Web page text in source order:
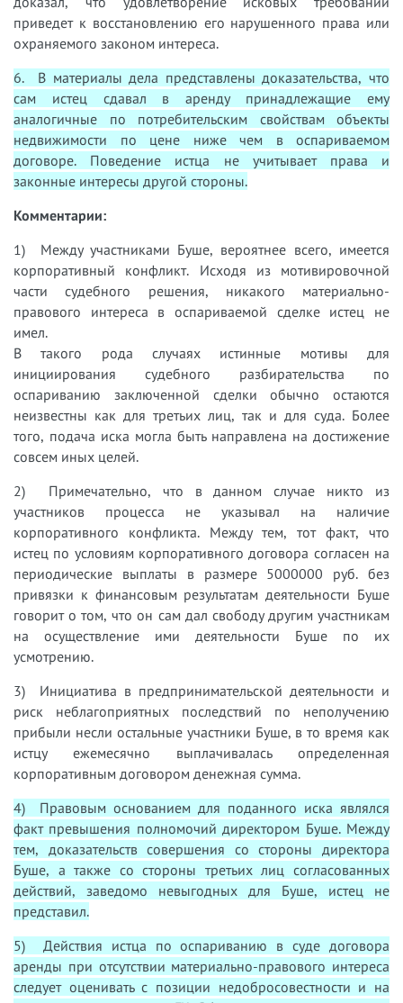
приведет к восстановлению его нарушенного права или
охраняемого законом интереса.
6. В материалы дела представлены доказательства, что
сам истец сдавал в аренду принадлежащие ему
аналогичные по потребительским свойствам объекты
недвижимости по цене ниже чем в оспариваемом
договоре. Поведение истца не учитывает права и
законные интересы другой стороны.
Комментарии:
1) Между участниками Буше, вероятнее всего, имеется
корпоративный конфликт. Исходя из мотивировочной
части судебного решения, никакого материально-
правового интереса в оспариваемой сделке истец не
имел.
В такого рода случаях истинные мотивы для
инициирования судебного разбирательства по
оспариванию заключенной сделки обычно остаются
неизвестны как для третьих лиц, так и для суда. Более
того, подача иска могла быть направлена на достижение
совсем иных целей.
2) Примечательно, что в данном случае никто из
участников процесса не указывал на наличие
корпоративного конфликта. Между тем, тот факт, что
истец по условиям корпоративного договора согласен на
периодические выплаты в размере 5000000 руб. без
привязки к финансовым результатам деятельности Буше
говорит о том, что он сам дал свободу другим участникам
на осуществление ими деятельности Буше по их
усмотрению.
3) Инициатива в предпринимательской деятельности и
риск неблагоприятных последствий по неполучению
прибыли несли остальные участники Буше, в то время как
истцу ежемесячно выплачивалась определенная
корпоративным договором денежная сумма.
4) Правовым основанием для поданного иска являлся
факт превышения полномочий директором Буше. Между
тем, доказательств совершения со стороны директора
Буше, а также со стороны третьих лиц согласованных
действий, заведомо невыгодных для Буше, истец не
представил.
5) Действия истца по оспариванию в суде договора
аренды при отсутствии материально-правового интереса
следует оценивать с позиции недобросовестности и на